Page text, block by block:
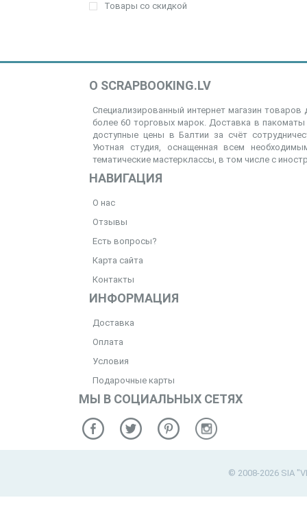
Товары со скидкой
О SCRAPBOOKING.LV
Специализированный интернет магазин товаров
более 60 торговых марок. Доставка в
доступные цены в Балтии за счёт
Уютная студия, оснащенная всем
тематические мастерклассы, в том числе с
НАВИГАЦИЯ
О нас
Отзывы
Есть вопросы?
Карта сайта
Контакты
ИНФОРМАЦИЯ
Доставка
Оплата
Условия
Подарочные карты
МЫ В СОЦИАЛЬНЫХ СЕТЯХ
© 2008-2026 SIA